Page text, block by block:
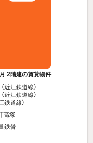
2階建の賃貸物件
近江鉄道線）
近江鉄道線）
鉄道線）
高塚
鉄骨